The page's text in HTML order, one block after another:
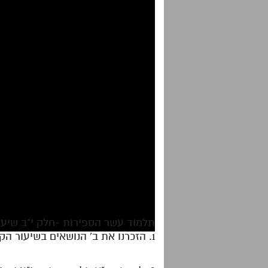
תלמוד עשר הספירות -חלק י"ב שיעור 4 |סיכום| אלף קלג-קלד| הדף
1. הזכרנו את ב' הנושאים בשיעור הקודם שהם – התרוקנות הנה"י דישסו"ת לצורך זיווג לנתינת צלם בנה"י הריקניים לצורך ז"א